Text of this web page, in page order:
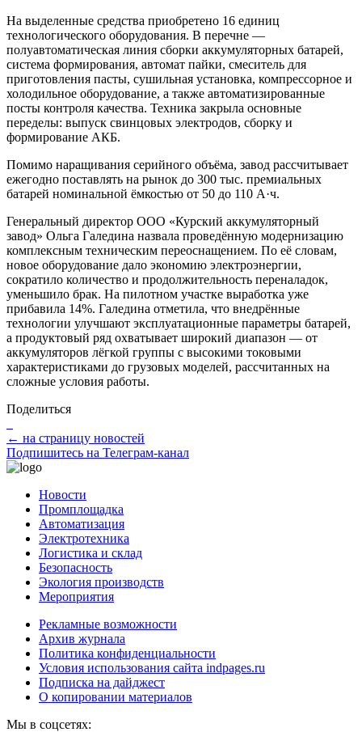
На выделенные средства приобретено 16 единиц
технологического оборудования. В перечне —
полуавтоматическая линия сборки аккумуляторных батарей,
система формирования, автомат пайки, смеситель для
приготовления пасты, сушильная установка, компрессорное и
холодильное оборудование, а также автоматизированные
посты контроля качества. Техника закрыла основные
переделы: выпуск свинцовых электродов, сборку и
формирование АКБ.
Помимо наращивания серийного объёма, завод рассчитывает
ежегодно поставлять на рынок до 300 тыс. премиальных
батарей номинальной ёмкостью от 50 до 110 А·ч.
Генеральный директор ООО «Курский аккумуляторный
завод» Ольга Галедина назвала проведённую модернизацию
комплексным техническим переоснащением. По её словам,
новое оборудование дало экономию электроэнергии,
сократило количество и продолжительность переналадок,
уменьшило брак. На пилотном участке выработка уже
прибавила 14%. Галедина отметила, что внедрённые
технологии улучшают эксплуатационные параметры батарей,
а продуктовый ряд охватывает широкий диапазон — от
аккумуляторов лёгкой группы с высокими токовыми
характеристиками до грузовых моделей, рассчитанных на
сложные условия работы.
Поделиться
← на страницу новостей
Подпишитесь на Телеграм-канал
Новости
Промплощадка
Автоматизация
Электротехника
Логистика и склад
Безопасность
Экология производств
Мероприятия
Рекламные возможности
Архив журнала
Политика конфиденциальности
Условия использования сайта indpages.ru
Подписка на дайджест
О копировании материалов
Мы в соцсетях: